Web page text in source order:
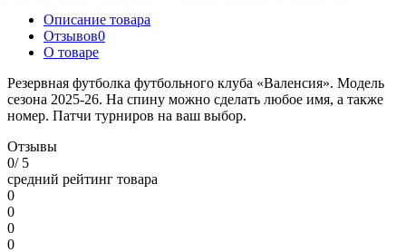
Описание товара
Отзывов0
О товаре
Резервная футболка футбольного клуба «Валенсия». Модель
сезона 2025-26. На спину можно сделать любое имя, а также
номер. Патчи турниров на ваш выбор.
Отзывы
0/ 5
средний рейтинг товара
0
0
0
0